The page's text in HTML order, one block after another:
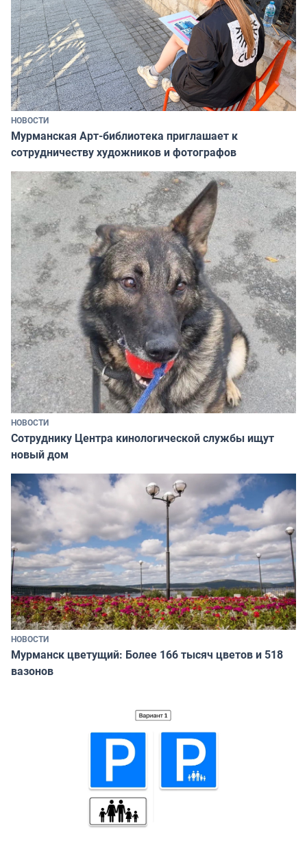
НОВОСТИ
Мурманская Арт-библиотека приглашает к
сотрудничеству художников и фотографов
НОВОСТИ
Сотруднику Центра кинологической службы ищут
новый дом
НОВОСТИ
Мурманск цветущий: Более 166 тысяч цветов и 518
вазонов